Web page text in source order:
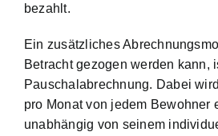
bezahlt.
Ein zusätzliches
Betracht gezogen werden kann,
Pauschalabrechnung. Dabei
pro Monat von jedem Bewohner
unabhängig von seinem